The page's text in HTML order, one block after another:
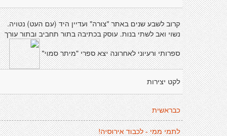
קרוב לשבע שנים באתר "צורה" ועדיין היד (עם העט) נטויה.
נשוי ואב לשתי בנות. עוסק בכתיבה בתור תחביב ובתור עורך
ספרותי ורעיוני לאחרונה יצא ספרי "מיתר סמוי"
לקט יצירות
כבראשית
לתמי ממי - לכבוד אירוסיה!